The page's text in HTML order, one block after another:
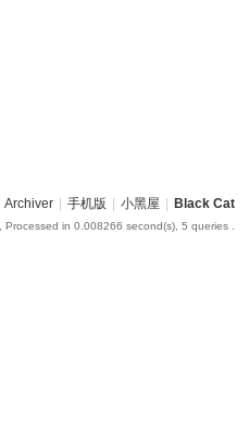
Archiver | 手机版 | 小黑屋 | Black Cat
, Processed in 0.008266 second(s), 5 queries .